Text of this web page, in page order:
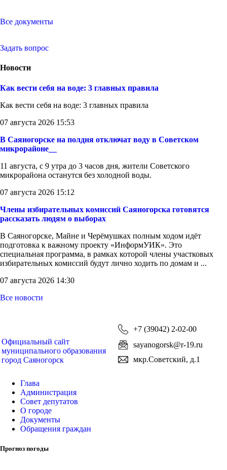
Все документы
Задать вопрос
Новости
Как вести себя на воде: 3 главных правила
Как вести себя на воде: 3 главных правила
07 августа 2026 15:53
В Саяногорске на полдня отключат воду в Советском
микрорайоне__
11 августа, с 9 утра до 3 часов дня, жители Советского
микрорайона останутся без холодной воды.
07 августа 2026 15:12
Члены избирательных комиссий Саяногорска готовятся
рассказать людям о выборах
В Саяногорске, Майне и Черёмушках полным ходом идёт
подготовка к важному проекту «ИнформУИК». Это
специальная программа, в рамках которой члены участковых
избирательных комиссий будут лично ходить по домам и ...
07 августа 2026 14:30
Все новости
Официальный сайт
муниципального образования
город Саяногорск
+7 (39042) 2-02-00
sayanogorsk@r-19.ru
мкр.Советский, д.1
Глава
Администрация
Совет депутатов
О городе
Документы
Обращения граждан
Прогноз погоды